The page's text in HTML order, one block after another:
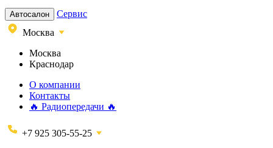
Автосалон
Сервис
Москва
Москва
Краснодар
О компании
Контакты
🔥 Радиопередачи 🔥
+7 925 305-55-25